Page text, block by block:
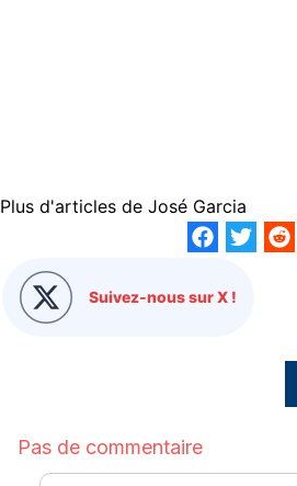
Plus d'articles de José Garcia
Suivez-nous sur X !